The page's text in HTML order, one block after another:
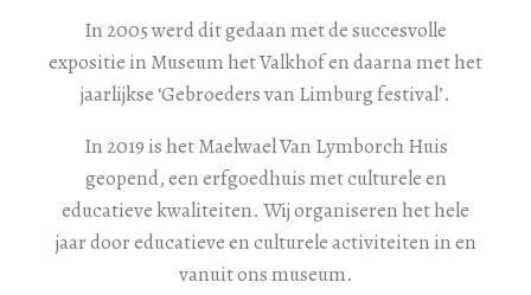
In 2005 werd dit gedaan met de succesvolle
expositie in Museum het Valkhof en daarna met het
jaarlijkse ‘Gebroeders van Limburg festival’.
In 2019 is het Maelwael Van Lymborch Huis
geopend, een erfgoedhuis met culturele en
educatieve kwaliteiten. Wij organiseren het hele
jaar door educatieve en culturele activiteiten in en
vanuit ons museum.